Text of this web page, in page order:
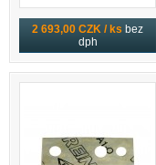
2 693,00 CZK / ks bez
dph